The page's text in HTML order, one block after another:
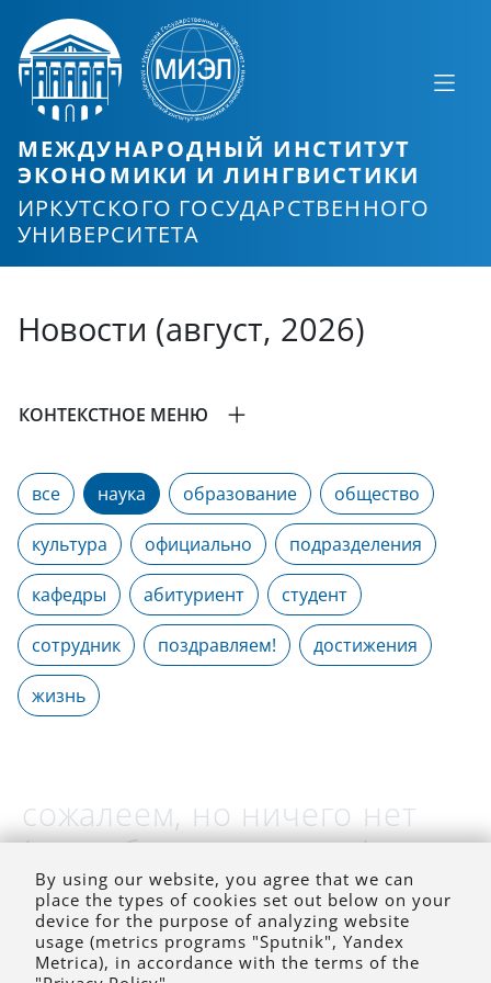
МЕЖДУНАРОДНЫЙ ИНСТИТУТ
ЭКОНОМИКИ И ЛИНГВИСТИКИ
ИРКУТСКОГО ГОСУДАРСТВЕННОГО
УНИВЕРСИТЕТА
Новости (август, 2026)
КОНТЕКСТНОЕ МЕНЮ
все наука образование общество
культура официально подразделения
кафедры абитуриент студент
сотрудник поздравляем! достижения
жизнь
сожалеем, но ничего нет
(на выбранное время)
By using our website, you agree that we can
place the types of cookies set out below on your
device for the purpose of analyzing website
usage (metrics programs "Sputnik", Yandex
Metrica), in accordance with the terms of the